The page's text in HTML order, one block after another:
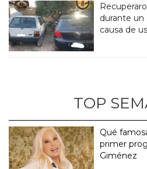
durante un
causa de
TOP
Qué
primer
Giménez